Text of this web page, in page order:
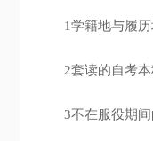
1学籍地与履历
2套读的自考本
3不在服役期间